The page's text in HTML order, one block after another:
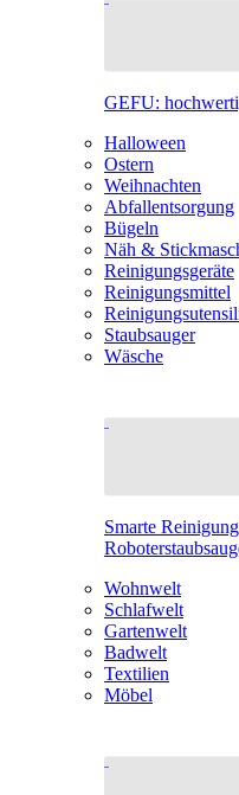
GEFU:
Halloween
Ostern
Weihnachten
Abfallentsorgung
Bügeln
Näh &
Reinigungsgeräte
Reinigungsmittel
Staubsauger
Wäsche
Smarte
Wohnwelt
Schlafwelt
Gartenwelt
Badwelt
Textilien
Möbel